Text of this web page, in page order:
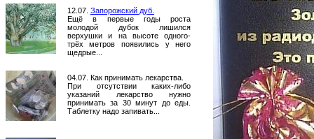
12.07. Запорожский дуб.
Ещё в первые годы роста
молодой дубок лишился
верхушки и на высоте одного-
трёх метров появились у него
щедрые...
04.07. Как принимать лекарства.
При отсутствии каких-либо
указаний лекарство нужно
принимать за 30 минут до еды.
Таблетку надо запивать...